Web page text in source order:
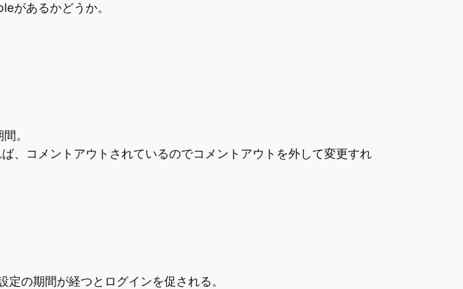
があるかどうか。
。
コメントアウトされているのでコメントアウトを外して変更すれ
の期間が経つとログインを促される。